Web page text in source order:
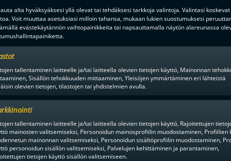
alta hyväksyäksesi yllä olevat tai tehdäksesi tarkkoja valintoja. Valintasi
Voit muuttaa asetuksiasi milloin tahansa, mukaan lukien suostumuksesi
evästekäytännön vaihtopainikkeita tai napsauttamalla näytön alareunassa
tallentaminen laitteelle ja/tai laitteella olevien tietojen käyttö, Mainonnan
Sisällön tehokkuuden mittaaminen, Yleisöjen ymmärtäminen eri lähteistä
olevien tietojen, tilastojen tai yhdistelmien avulla.
tallentaminen laitteelle ja/tai laitteella olevien tietojen käyttö, Rajoitettujen
mainosten valitsemiseksi, Personoidun mainosprofiilin muodostaminen, Profiilien
mainonnan valitsemiseksi, Personoidun sisältöprofiilin muodostaminen,
personoidun sisällön valitsemiseksi, Palvelujen kehittäminen ja parantaminen,
tietojen käyttö sisällön valitsemiseen.